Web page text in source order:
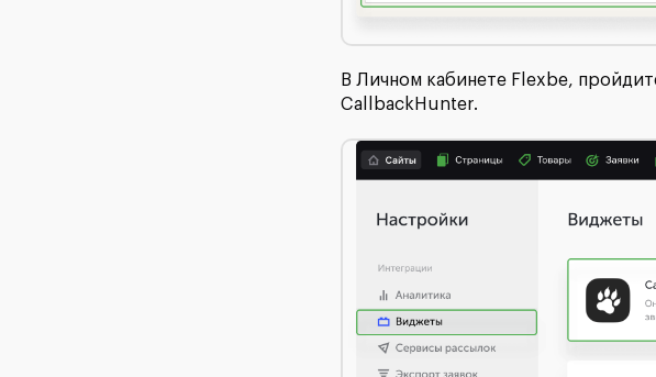
В Личном кабинете Flexbe,
CallbackHunter.